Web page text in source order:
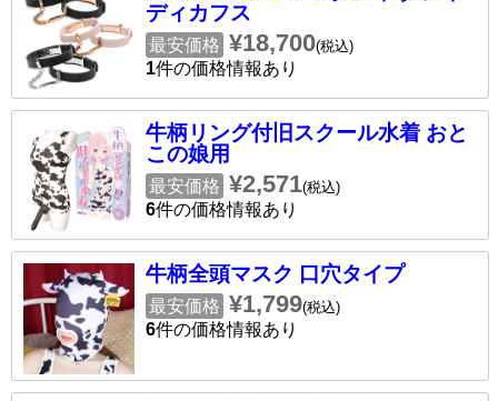
ディカフス
最安価格 ¥18,700(税込)
1件の価格情報あり
牛柄リング付旧スクール水着 おと
この娘用
最安価格 ¥2,571(税込)
6件の価格情報あり
牛柄全頭マスク 口穴タイプ
最安価格 ¥1,799(税込)
6件の価格情報あり